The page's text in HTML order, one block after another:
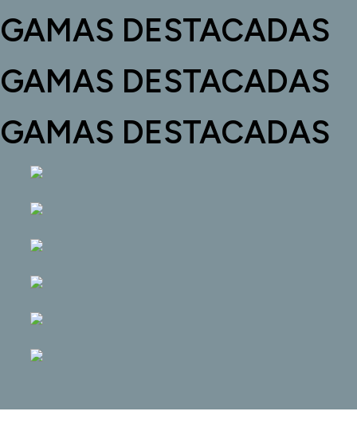
GAMAS DESTACADAS
GAMAS DESTACADAS
GAMAS DESTACADAS